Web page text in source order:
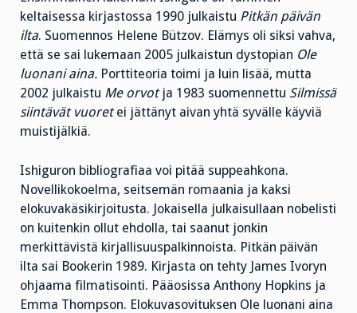
keltaisessa kirjastossa 1990 julkaistu Pitkän päivän
ilta. Suomennos Helene Bützov. Elämys oli siksi vahva,
että se sai lukemaan 2005 julkaistun dystopian Ole
luonani aina. Porttiteoria toimi ja luin lisää, mutta
2002 julkaistu Me orvot ja 1983 suomennettu Silmissä
siintävät vuoretei jättänyt aivan yhtä syvälle käyviä
muistijälkiä.
Ishiguron bibliografiaa voi pitää suppeahkona.
Novellikokoelma, seitsemän romaania ja kaksi
elokuvakäsikirjoitusta. Jokaisella julkaisullaan nobelisti
on kuitenkin ollut ehdolla, tai saanut jonkin
merkittävistä kirjallisuuspalkinnoista. Pitkän päivän
ilta sai Bookerin 1989. Kirjasta on tehty James Ivoryn
ohjaama filmatisointi. Pääosissa Anthony Hopkins ja
Emma Thompson. Elokuvasovituksen Ole luonani aina